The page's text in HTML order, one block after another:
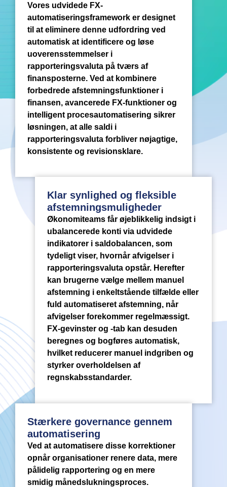
Vores udvidede FX-
automatiseringsframework er designet
til at eliminere denne udfordring ved
automatisk at identificere og løse
uoverensstemmelser i
rapporteringsvaluta på tværs af
finansposterne. Ved at kombinere
forbedrede afstemningsfunktioner i
finansen, avancerede FX-funktioner og
intelligent procesautomatisering sikrer
løsningen, at alle saldi i
rapporteringsvaluta forbliver nøjagtige,
konsistente og revisionsklare.
Klar synlighed og fleksible
afstemningsmuligheder
Økonomiteams får øjeblikkelig indsigt i
ubalancerede konti via udvidede
indikatorer i saldobalancen, som
tydeligt viser, hvornår afvigelser i
rapporteringsvaluta opstår. Herefter
kan brugerne vælge mellem manuel
afstemning i enkeltstående tilfælde eller
fuld automatiseret afstemning, når
afvigelser forekommer regelmæssigt.
FX-gevinster og -tab kan desuden
beregnes og bogføres automatisk,
hvilket reducerer manuel indgriben og
styrker overholdelsen af
regnskabsstandarder.
Stærkere governance gennem
automatisering
Ved at automatisere disse korrektioner
opnår organisationer renere data, mere
pålidelig rapportering og en mere
smidig månedslukningsproces.